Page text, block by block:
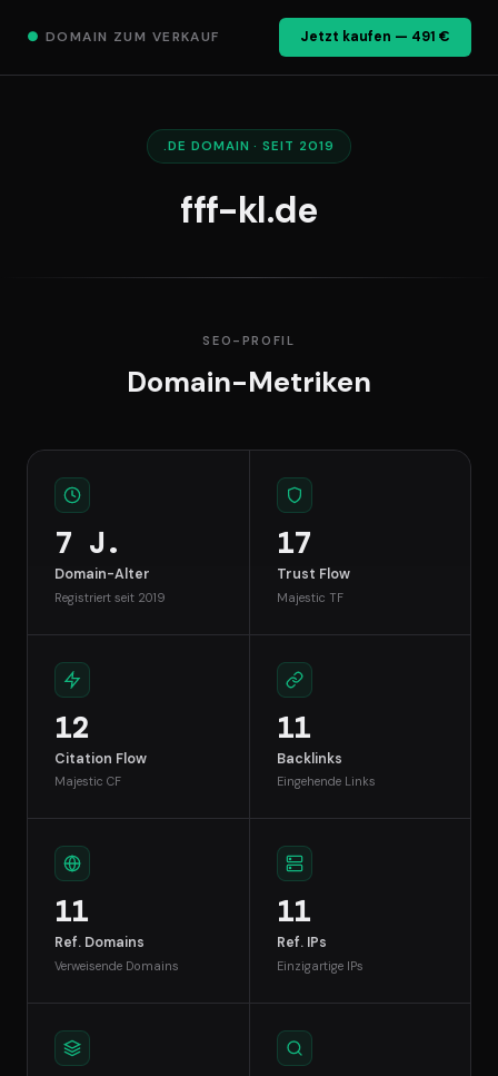
● DOMAIN ZUM VERKAUF Jetzt kaufen — 491 €
.DE DOMAIN · SEIT 2019
fff-kl.de
SEO-PROFIL
Domain-Metriken
7 J.
Domain-Alter
Registriert seit 2019
17
Trust Flow
Majestic TF
12
Citation Flow
Majestic CF
11
Backlinks
Eingehende Links
11
Ref. Domains
Verweisende Domains
11
Ref. IPs
Einzigartige IPs